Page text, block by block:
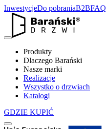
InwestycjeDo pobraniaB2BFAQ
Produkty
Dlaczego Barański
Nasze marki
Realizacje
Wszystko o drzwiach
Katalogi
GDZIE KUPIĆ